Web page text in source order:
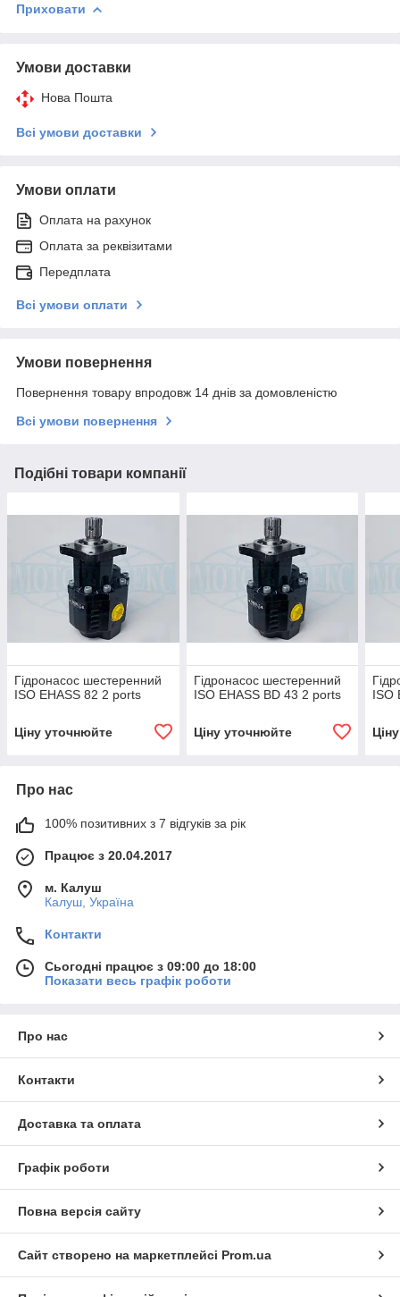
Приховати
Умови доставки
Нова Пошта
Всі умови доставки
Умови оплати
Оплата на рахунок
Оплата за реквізитами
Передплата
Всі умови оплати
Умови повернення
Повернення товару впродовж 14 днів за домовленістю
Всі умови повернення
Подібні товари компанії
Гідронасос шестеренний
ISO EHASS 82 2 ports
Ціну уточнюйте
Гідронасос шестеренний
ISO EHASS BD 43 2 ports
Ціну уточнюйте
ISO
Про нас
100% позитивних з 7 відгуків за рік
Працює з 20.04.2017
м. Калуш
Калуш, Україна
Контакти
Сьогодні працює з 09:00 до 18:00
Показати весь графік роботи
Про нас
Контакти
Доставка та оплата
Графік роботи
Повна версія сайту
Сайт створено на маркетплейсі Prom.ua